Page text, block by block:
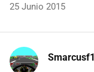
25 Junio 2015
Smarcusf1